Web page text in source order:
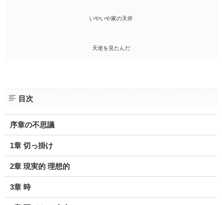
いやいや家の天井
天使を見たんだ
目次
序章の不思議
1章 切っ掛け
2章 現実的 理想的
3章 時